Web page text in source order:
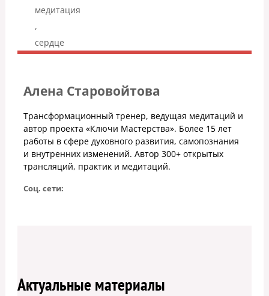
медитация
,
сердце
Алена Старовойтова
Трансформационный тренер, ведущая медитаций и
автор проекта «Ключи Мастерства». Более 15 лет
работы в сфере духовного развития, самопознания
и внутренних изменений. Автор 300+ открытых
трансляций, практик и медитаций.
Соц. сети:
Актуальные материалы